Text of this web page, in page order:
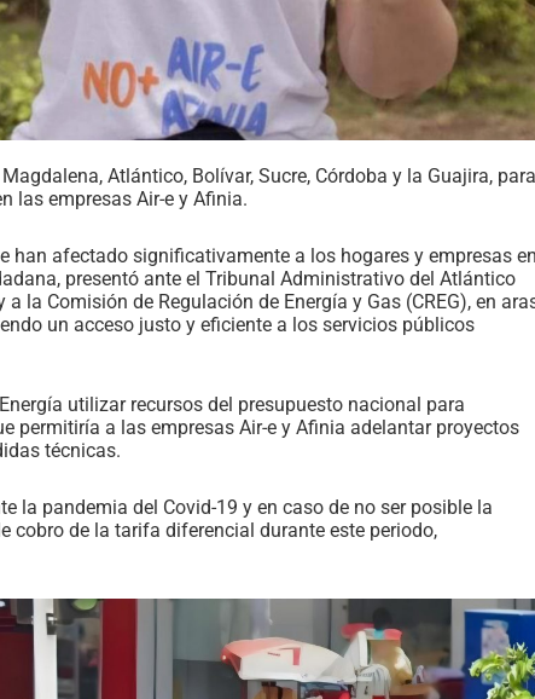
Atlántico, Bolívar, Sucre, Córdoba y la Guajira, para
las empresas Air-e y Afinia.
han afectado significativamente a los hogares y empresas
presentó ante el Tribunal Administrativo del Atlántico
la Comisión de Regulación de Energía y Gas (CREG), en
un acceso justo y eficiente a los servicios públicos
utilizar recursos del presupuesto nacional para
permitiría a las empresas Air-e y Afinia adelantar proyectos
técnicas.
la pandemia del Covid-19 y en caso de no ser posible la
cobro de la tarifa diferencial durante este periodo,